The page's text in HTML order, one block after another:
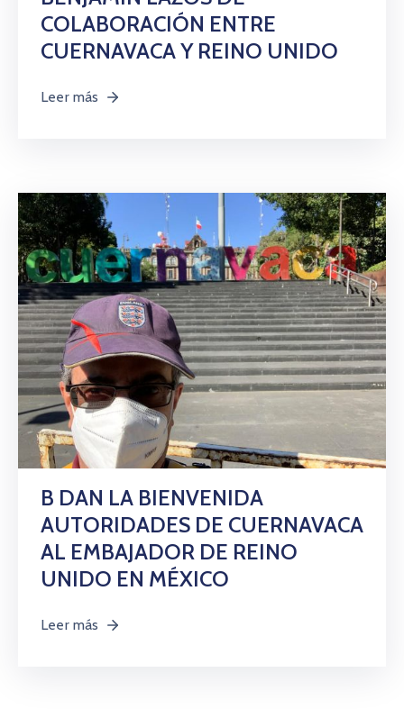
COLABORACIÓN ENTRE
CUERNAVACA Y REINO UNIDO
Leer más
B DAN LA BIENVENIDA
AUTORIDADES DE CUERNAVACA
AL EMBAJADOR DE REINO
UNIDO EN MÉXICO
Leer más